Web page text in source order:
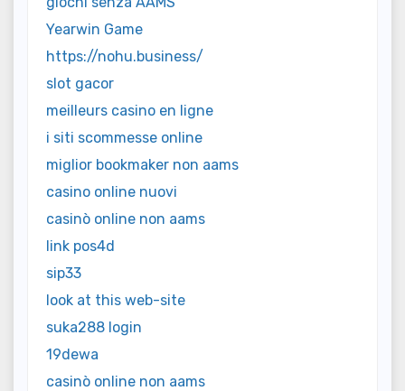
Yearwin Game
https://nohu.business/
slot gacor
meilleurs casino en ligne
i siti scommesse online
miglior bookmaker non aams
casino online nuovi
casinò online non aams
link pos4d
sip33
look at this web-site
suka288 login
19dewa
casinò online non aams